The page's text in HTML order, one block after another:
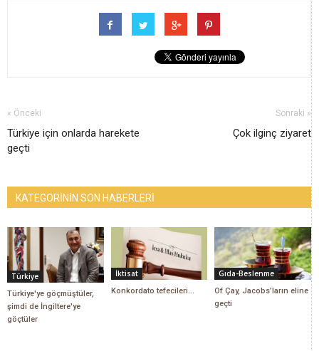
« Önceki
Türkiye için onlarda harekete
geçti
Sonraki »
Çok ilginç ziyaret
KATEGORİNİN SON HABERLERİ
Türkiye
Türkiye'ye göçmüştüler,
şimdi de İngiltere'ye
göçtüler
İktisat
Konkordato tefecileri…
Gıda-Beslenme
Of Çay, Jacobs’ların eline
geçti